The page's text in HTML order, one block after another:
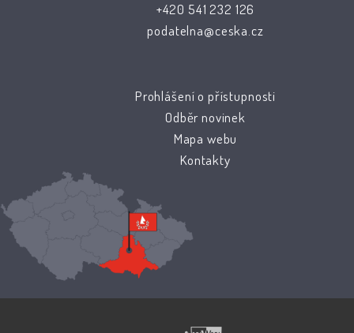
+420 541 232 126
podatelna@ceska.cz
Prohlášení o přístupnosti
Odběr novinek
Mapa webu
Kontakty